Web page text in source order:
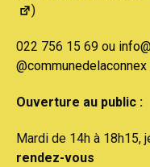
)
022 756 15 69 ou
@communedelaconnex
Ouverture au public :
Mardi de 14h à 18h15,
rendez-vous